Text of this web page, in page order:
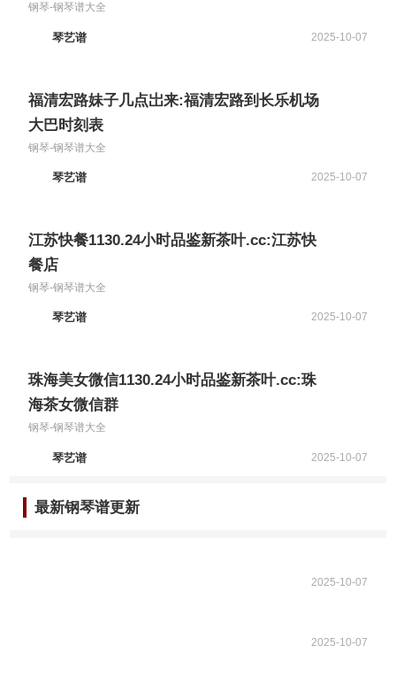
钢琴-钢琴谱大全
琴艺谱 2025-10-07
福清宏路妹子几点岀来:福清宏路到长乐机场
大巴时刻表
钢琴-钢琴谱大全
琴艺谱 2025-10-07
江苏快餐1130.24小时品鉴新茶叶.cc:江苏快
餐店
钢琴-钢琴谱大全
琴艺谱 2025-10-07
珠海美女微信1130.24小时品鉴新茶叶.cc:珠
海茶女微信群
钢琴-钢琴谱大全
琴艺谱 2025-10-07
最新钢琴谱更新
2025-10-07
2025-10-07